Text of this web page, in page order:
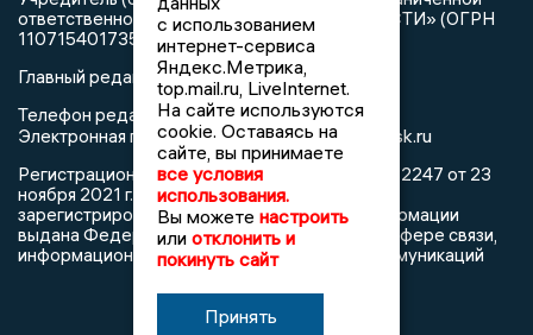
ответственностью «РЕГИОНАЛЬНЫЕ НОВОСТИ» (ОГРН
1107154017354)
Главный редактор: Герцог Е.Г.
Телефон редакции: +7 903 699 9427
Электронная почта редакции:info@newslipetsk.ru
Регистрационный номер: серия Эл № ФС77-82247 от 23
ноября 2021 г. согласно выписке из реестра
зарегистрированных средств массовой информации
выдана Федеральной службой по надзору в сфере связи,
информационных технологий и массовых коммуникаций
с использованием
интернет-сервиса
Яндекс.Метрика,
top.mail.ru, LiveInternet.
На сайте используются
cookie. Оставаясь на
сайте, вы принимаете
все условия
использования.
Вы можете настроить
или отклонить и
покинуть сайт
Принять